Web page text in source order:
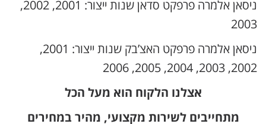
ניסאן אלמרה פרפקט סדאן שנות ייצור: 2001, 2002,
2003
ניסאן אלמרה פרפקט האצ’בק שנות ייצור: 2001,
2002, 2003, 2004, 2005, 2006
אצלנו הלקוח הוא מעל הכל
מתחייבים לשירות מקצועי, מהיר במחירים